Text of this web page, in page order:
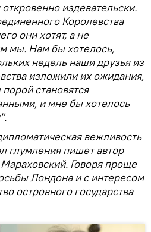
издевательски.
Королевства
они хотят, а не
мы. Нам бы хотелось,
недель наши друзья из
изложили их ожидания,
становятся
и мне бы хотелось
вежливость
глумления пишет автор
Говоря проще
Лондона и с интересом
островного государства